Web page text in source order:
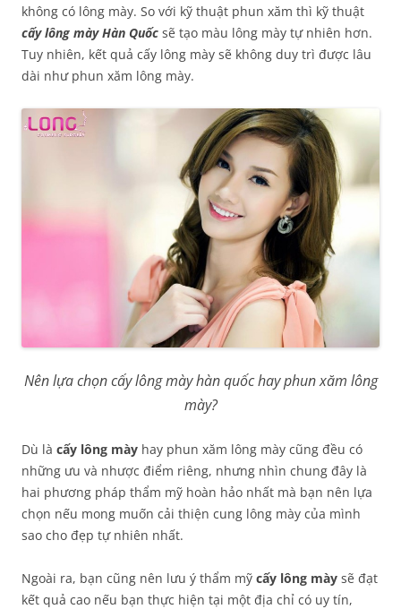
không có lông mày. So với kỹ thuật phun xăm thì kỹ thuật
cấy lông mày Hàn Quốc sẽ tạo màu lông mày tự nhiên hơn.
Tuy nhiên, kết quả cấy lông mày sẽ không duy trì được lâu
dài như phun xăm lông mày.
Nên lựa chọn cấy lông mày hàn quốc hay phun xăm lông
mày?
Dù là cấy lông mày hay phun xăm lông mày cũng đều có
những ưu và nhược điểm riêng, nhưng nhìn chung đây là
hai phương pháp thẩm mỹ hoàn hảo nhất mà bạn nên lựa
chọn nếu mong muốn cải thiện cung lông mày của mình
sao cho đẹp tự nhiên nhất.
Ngoài ra, bạn cũng nên lưu ý thẩm mỹ cấy lông mày sẽ đạt
kết quả cao nếu bạn thực hiện tại một địa chỉ có uy tín,